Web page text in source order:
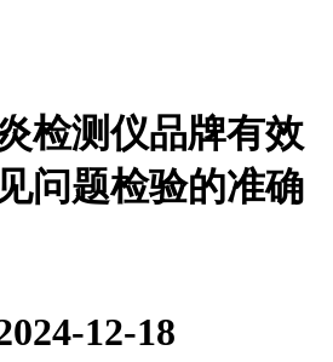
检测仪品牌有效
问题检验的准确
12-18